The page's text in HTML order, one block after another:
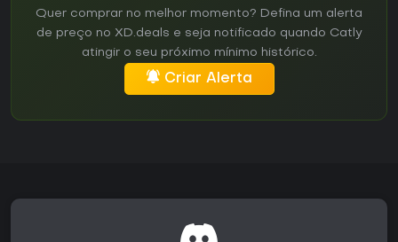
Quer comprar no melhor momento? Defina um alerta
de preço no XD.deals e seja notificado quando Catly
atingir o seu próximo mínimo histórico.
Criar Alerta